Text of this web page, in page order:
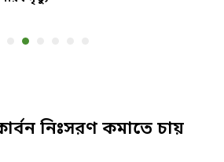
নিঃসরণ কমাতে চায়